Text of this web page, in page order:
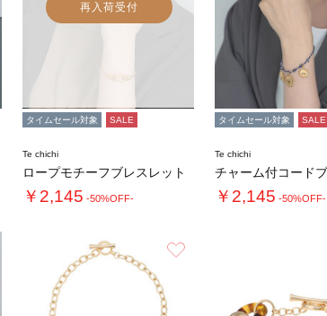
再入荷受付
タイムセール対象 SALE
Te chichi
ロープモチーフブレスレット
￥2,145 -50%OFF-
タイムセール対象 SALE
Te chichi
￥2,145 -50%OFF-